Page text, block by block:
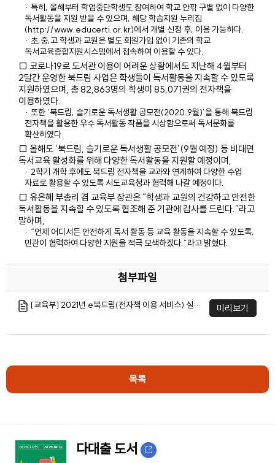
· 특히, 올해부터 학업중단학생도 참여하여 학교 안팎 구별 없이 다양한
독서활동을 지원 받을 수 있으며, 해당 학습지원 누리집
(http://www.educerti.or.kr)에서 개별 신청 후, 이용 가능하다.
· 초,중,고 학생과 교원은 별도 회원가입 없이 기존의 학교
독서교육종합지원시스템에서 접속하여 이용할 수 있다.
□ 코로나19로 도서관 이용이 어려운 상황에서도 지난해 4월부터
2달간 운영한 북드림 사업은 학생들이 독서활동을 지속할 수 있도록
지원하였으며, 총 82,863명의 학생이 85,071권의 전자책을
이용하였다.
· 또한 ‘북드림, 슬기로운 독서생활 공모전(2020.9월)’을 통해 북드림
전자책을 활용한 우수 독서활동 작품을 시상함으로써 독서문화를
확산하였다.
□ 올해도 ‘북드림, 슬기로운 독서생활 공모전’(9월 예정) 등 비대면
독서교육 활성화를 위해 다양한 독서활동을 지원할 예정이며,
· 2학기 개학 후에도 북드림 전자책을 교과와 연계하여 다양한 수업
자료로 활용할 수 있도록 시도교육청과 협력해 나갈 예정이다.
□ 유은혜 부총리 겸 교육부 장관은 “학생과 교원의 건강하고 안전한
독서활동을 지속할 수 있도록 협조해 준 기관에 감사를 드린다.”라고
말하며,
· “언제 어디서든 안전하게 독서 활동 등 교육 활동을 지속할 수 있도록,
민관이 협력하여 다양한 지원을 적극 모색하겠다.”라고 밝혔다.
첨부파일
[교육부] 2021년 e북드림(전자책 이용 서비스) 실시.hwp 미리보기
목록
다대출 도서